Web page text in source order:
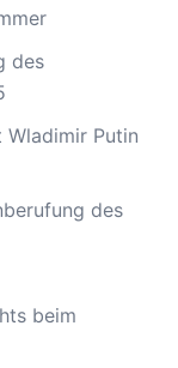
des
Wladimir Putin
des
beim